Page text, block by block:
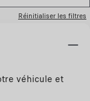
Réinitialiser les filtres
véhicule et